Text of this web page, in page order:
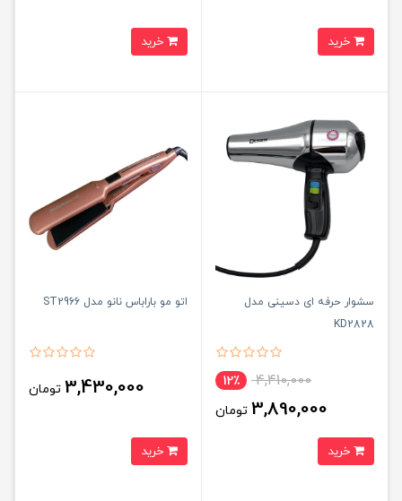
سشوار حرفه ای دسینی مدل
KD2828
4,410,000 12٪
3,890,000 تومان
اتو مو باراباس نانو مدل ST2966
3,430,000 تومان